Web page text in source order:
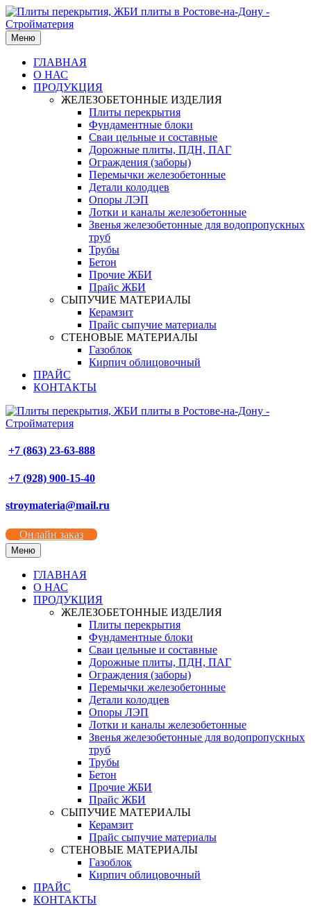
Меню
ГЛАВНАЯ
О НАС
ПРОДУКЦИЯ
ЖЕЛЕЗОБЕТОННЫЕ ИЗДЕЛИЯ
Плиты перекрытия
Фундаментные блоки
Сваи цельные и составные
Дорожные плиты, ПДН, ПАГ
Ограждения (заборы)
Перемычки железобетонные
Детали колодцев
Опоры ЛЭП
Лотки и каналы железобетонные
Звенья железобетонные для водопропускных
труб
Трубы
Бетон
Прочие ЖБИ
Прайс ЖБИ
СЫПУЧИЕ МАТЕРИАЛЫ
Керамзит
Прайс сыпучие материалы
СТЕНОВЫЕ МАТЕРИАЛЫ
Газоблок
Кирпич облицовочный
ПРАЙС
КОНТАКТЫ
+7 (863) 23-63-888
+7 (928) 900-15-40
stroymateria@mail.ru
Онлайн заказ
Меню
ГЛАВНАЯ
О НАС
ПРОДУКЦИЯ
ЖЕЛЕЗОБЕТОННЫЕ ИЗДЕЛИЯ
Плиты перекрытия
Фундаментные блоки
Сваи цельные и составные
Дорожные плиты, ПДН, ПАГ
Ограждения (заборы)
Перемычки железобетонные
Детали колодцев
Опоры ЛЭП
Лотки и каналы железобетонные
Звенья железобетонные для водопропускных
труб
Трубы
Бетон
Прочие ЖБИ
Прайс ЖБИ
СЫПУЧИЕ МАТЕРИАЛЫ
Керамзит
Прайс сыпучие материалы
СТЕНОВЫЕ МАТЕРИАЛЫ
Газоблок
Кирпич облицовочный
ПРАЙС
КОНТАКТЫ